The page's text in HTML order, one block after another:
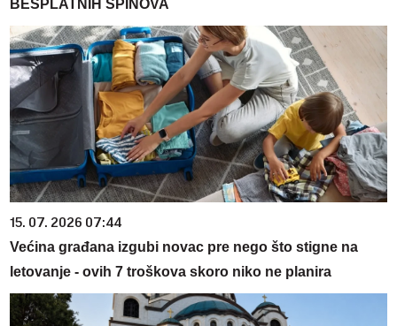
BESPLATNIH SPINOVA
15. 07. 2026 07:44
Većina građana izgubi novac pre nego što stigne na
letovanje - ovih 7 troškova skoro niko ne planira